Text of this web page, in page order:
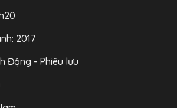
2017
Động - Phiêu lưu